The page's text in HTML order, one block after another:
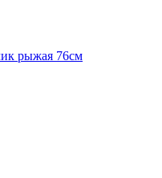
рыжая 76см